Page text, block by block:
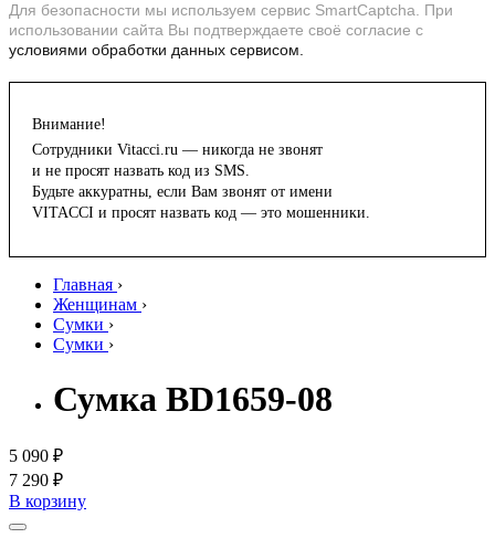
Для безопасности мы используем сервис SmartCaptcha. При
использовании сайта Вы подтверждаете своё согласие с
условиями обработки данных сервисом.
Внимание!
Сотрудники Vitacci.ru — никогда не звонят
и не просят назвать код из SMS.
Будьте аккуратны, если Вам звонят от имени
VITACCI и просят назвать код — это мошенники.
Главная ›
Женщинам ›
Сумки ›
Сумки ›
Сумка BD1659-08
5 090 ₽
7 290 ₽
В корзину